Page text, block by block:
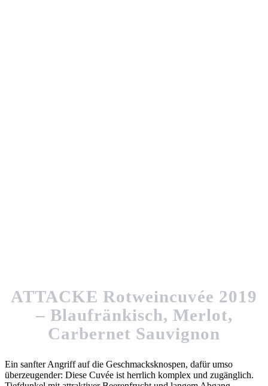
ATTACKE Rotweincuvée 2019
– Blaufränkisch, Merlot,
Carbernet Sauvignon
Ein sanfter Angriff auf die Geschmacksknospen, dafür umso
überzeugender: Diese Cuvée ist herrlich komplex und zugänglich.